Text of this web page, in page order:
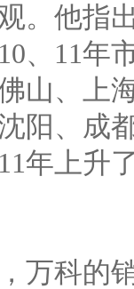
。他指
、11年
山、上
阳、成
年上升
科的销